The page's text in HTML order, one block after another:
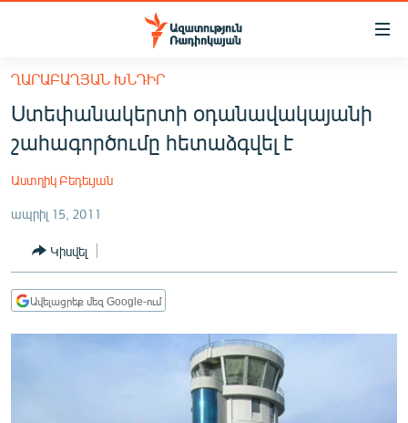
Մատչելիության
հիմնական
բովանդակությանը
Անցնել
հիմնական
մենյուին
ՀԱՅԱՍՏԱՆ
ՔԱՂԱՔԱԿԱՆ
ԸՆՏՐՈՒԹՅՈՒՆՆԵՐ 2026
ԻՐԱՎՈՒՆՔ
ՀԱՍԱՐԱԿՈՒԹՅՈՒՆ
ՏՆՏԵՍՈՒԹՅՈՒՆ
ՊԱՏԵՐԱԶՄԻ 6 ՇԱԲԱԹՆԵՐԸ
ՂԱՐԱԲԱՂՅԱՆ ԽՆԴԻՐ
Ստեփանակերտի օդանավակայանի
շահագործումը հետաձգվել է
Աստղիկ Բեդեւյան
ապրիլ 15, 2011
Կիսվել
Ավելացրեք մեզ Google-ում